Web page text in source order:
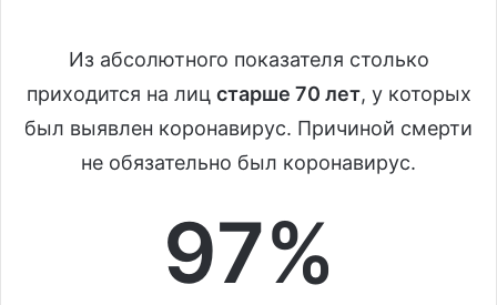
Из абсолютного показателя столько
приходится на лиц старше 70 лет, у которых
был выявлен коронавирус. Причиной смерти
не обязательно был коронавирус.
97%